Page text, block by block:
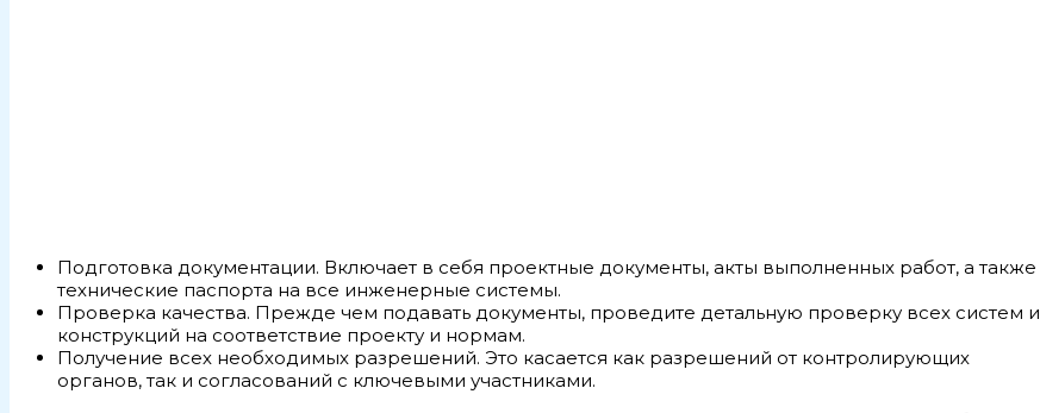
Подготовка документации. Включает в себя проектные документы, акты выполненных работ, а также
технические паспорта на все инженерные системы.
Проверка качества. Прежде чем подавать документы, проведите детальную проверку всех систем и
конструкций на соответствие проекту и нормам.
Получение всех необходимых разрешений. Это касается как разрешений от контролирующих
органов, так и согласований с ключевыми участниками.